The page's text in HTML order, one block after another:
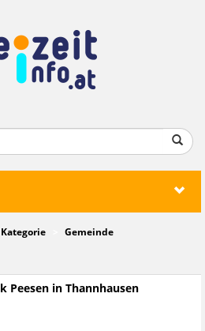
Kategorie
Gemeinde
Peesen in Thannhausen